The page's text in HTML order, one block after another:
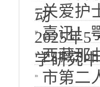
动关爱护
2025年5
喜讯！
学研究
西藏那
市第二